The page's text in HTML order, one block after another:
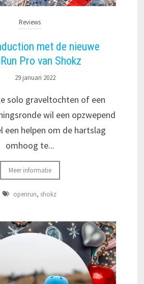
Reviews
met de nieuwe
Pro van Shokz
29 januari 2022
solo graveltochten of een
wil een opzwepend
een helpen om de hartslag
omhoog te...
Meer informatie
openrun, shokz